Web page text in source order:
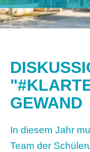
GEWAND
In diesem Jahr
Team der